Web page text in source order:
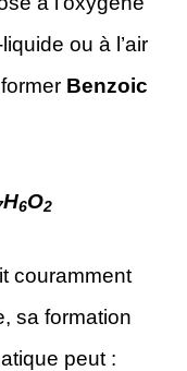
ou à l’air
Benzoic
H6O2
couramment
sa formation
peut :